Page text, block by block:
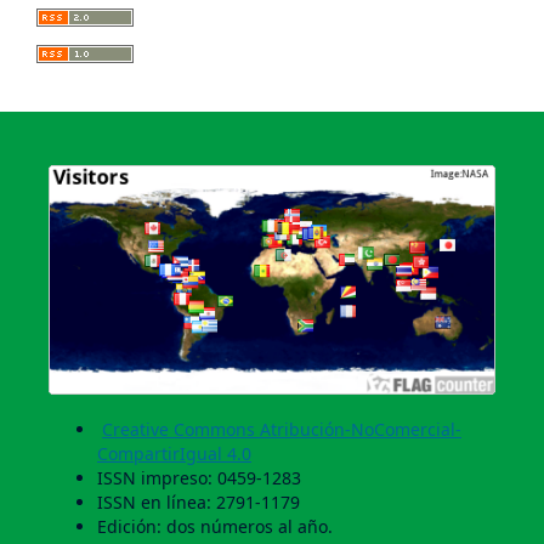
Creative Commons Atribución-NoComercial-
CompartirIgual 4.0
ISSN impreso: 0459-1283
ISSN en línea: 2791-1179
Edición: dos números al año.